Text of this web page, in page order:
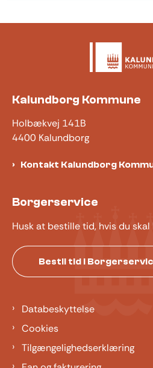
Kalundborg Kommune
Holbækvej 141B
4400 Kalundborg
Kontakt Kalundborg
Borgerservice
Husk at bestille tid, hvis du
Bestil tid i
Databeskyttelse
Cookies
Tilgængelighedserklæring